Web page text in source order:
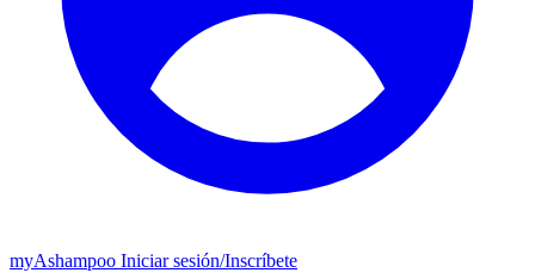
myAshampoo Iniciar sesión/Inscríbete